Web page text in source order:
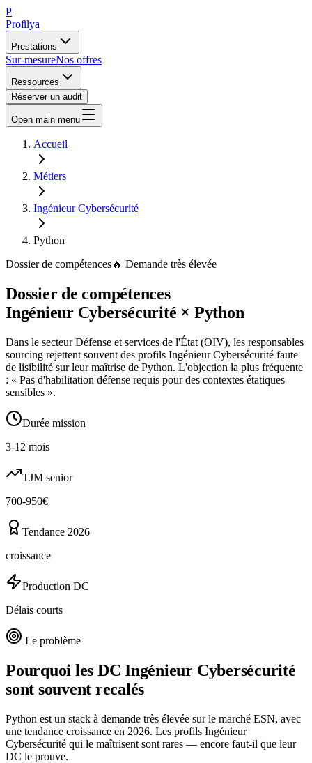
P
Profilya
Prestations
Sur-mesureNos offres
Ressources
Réserver un audit
Open main menu
Accueil
Métiers
Ingénieur Cybersécurité
Python
Dossier de compétences🔥 Demande très élevée
Dossier de compétences
Ingénieur Cybersécurité × Python
Dans le secteur Défense et services de l'État (OIV), les responsables
sourcing rejettent souvent des profils Ingénieur Cybersécurité faute
de lisibilité sur leur maîtrise de Python. L'objection la plus fréquente
: « Pas d'habilitation défense requis pour des contextes étatiques
sensibles ».
Durée mission
3-12 mois
TJM senior
700-950€
Tendance 2026
croissance
Production DC
Délais courts
Le problème
Pourquoi les DCIngénieur Cybersécurité
sont souvent recalés
Python est un stack à demande très élevée sur le marché ESN, avec
une tendance croissance en 2026. Les profils Ingénieur
Cybersécurité qui le maîtrisent sont rares — encore faut-il que leur
DC le prouve.